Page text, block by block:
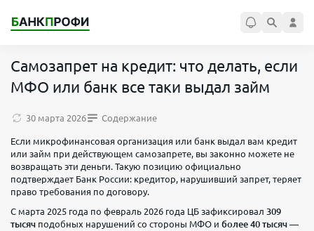
Самозапрет на кредит: что делать, если
МФО или банк все таки выдал займ
30 марта 2026 Содержание
Если микрофинансовая организация или банк выдал вам кредит
или займ при действующем самозапрете, вы законно можете не
возвращать эти деньги. Такую позицию официально
подтверждает Банк России: кредитор, нарушивший запрет, теряет
право требования по договору.
С марта 2025 года по февраль 2026 года ЦБ зафиксировал 309
тысяч подобных нарушений со стороны МФО и более 40 тысяч —